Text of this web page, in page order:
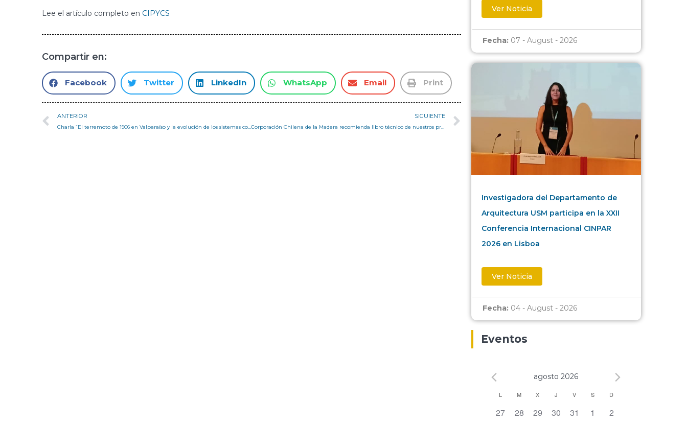
Lee el artículo completo en CIPYCS
Compartir en:
Facebook Twitter LinkedIn WhatsApp Email Print
ANTERIOR SIGUIENTE
Ver Noticia
Fecha: 07 - August - 2026
Investigadora del Departamento de
Arquitectura USM participa en la XXII
Conferencia Internacional CINPAR
2026 en Lisboa
Ver Noticia
Fecha: 04 - August - 2026
Eventos
agosto 2026
Calendario
de
L M X J V S D
0 eventos,
27 0 eventos,
28 0 eventos,
29 0 eventos,
30 0 eventos,
31 0 eventos,
1 0 eventos,
2